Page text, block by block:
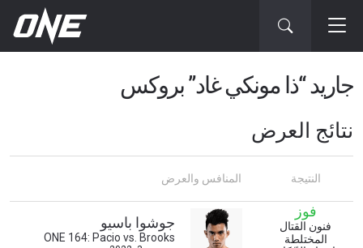
جاريد “ذا مونكي غاد” بروكس
نتائج العرض
النتيجة المنافس والعرض
فوز
فنون القتال
المختلطة
جوشوا باسيو
ONE 164: Pacio vs. Brooks